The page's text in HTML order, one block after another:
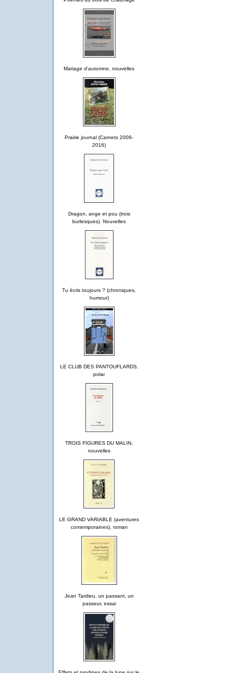
Mariage d'automne, nouvelles
Prairie journal (Carnets 2006-
2016)
Dragon, ange et pou (trois
burlesques). Nouvelles
Tu écris toujours ? (chroniques,
humour)
LE CLUB DES PANTOUFLARDS,
polar
TROIS FIGURES DU MALIN,
nouvelles
LE GRAND VARIABLE (aventures
contemporaines), roman
Jean Tardieu, un passant, un
passeur, essai